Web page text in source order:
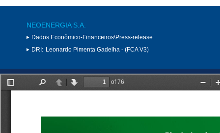
NEOENERGIA S.A.
Dados Econômico-Financeiros\Press-release
DRI: Leonardo Pimenta Gadelha - (FCA V3)